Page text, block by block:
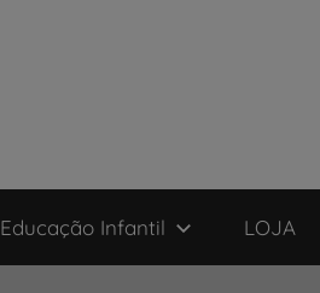
Educação Infantil LOJA